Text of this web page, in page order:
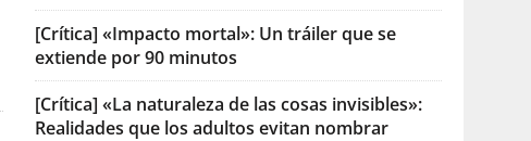
[Crítica] «Impacto mortal»: Un tráiler que se
extiende por 90 minutos
[Crítica] «La naturaleza de las cosas invisibles»:
Realidades que los adultos evitan nombrar